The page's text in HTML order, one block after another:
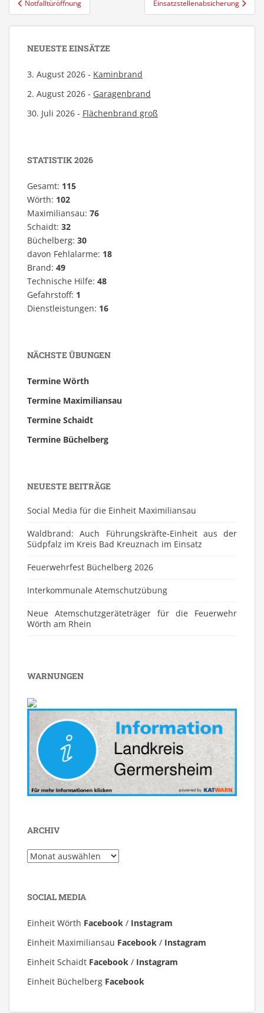
Notfalltüröffnung Einsatzstellenabsicherung
NEUESTE EINSÄTZE
3. August 2026 - Kaminbrand
2. August 2026 - Garagenbrand
30. Juli 2026 - Flächenbrand groß
STATISTIK 2026
Gesamt: 115
Wörth: 102
Maximiliansau: 76
Schaidt: 32
Büchelberg: 30
davon Fehlalarme: 18
Brand: 49
Technische Hilfe: 48
Gefahrstoff: 1
Dienstleistungen: 16
NÄCHSTE ÜBUNGEN
Termine Wörth
Termine Maximiliansau
Termine Schaidt
Termine Büchelberg
NEUESTE BEITRÄGE
Social Media für die Einheit Maximiliansau
Waldbrand: Auch Führungskräfte-Einheit aus der
Südpfalz im Kreis Bad Kreuznach im Einsatz
Feuerwehrfest Büchelberg 2026
⁠Interkommunale Atemschutzübung
Neue Atemschutzgeräteträger für die Feuerwehr
Wörth am Rhein
WARNUNGEN
ARCHIV
Archiv
SOCIAL MEDIA
Einheit Wörth Facebook / Instagram
Einheit Maximiliansau Facebook / Instagram
Einheit Schaidt Facebook / Instagram
Einheit Büchelberg Facebook